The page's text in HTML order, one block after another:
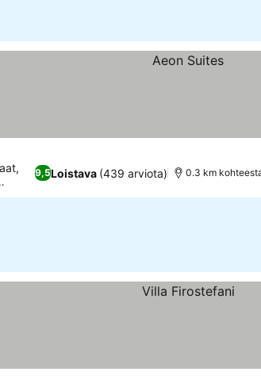
9,5Loistava (439 arviota) 0.3 km